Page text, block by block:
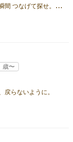
見
つけた快感。それは奪われる瞬間 つなげて探せ。お宝争奪バトル！
らないように。
歳〜